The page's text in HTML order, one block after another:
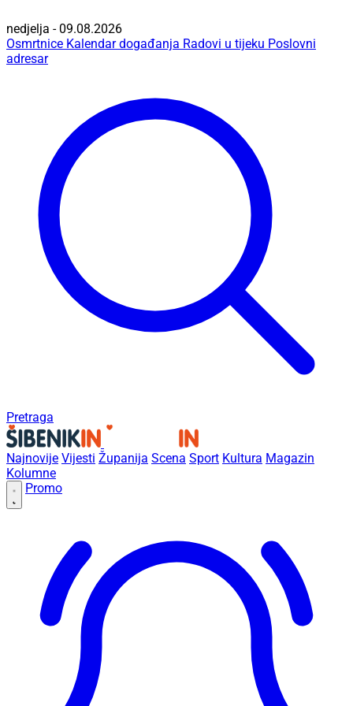
nedjelja - 09.08.2026
Osmrtnice Kalendar događanja Radovi u tijeku Poslovni
adresar
Pretraga
Najnovije Vijesti Županija Scena Sport Kultura Magazin
Kolumne
Promo